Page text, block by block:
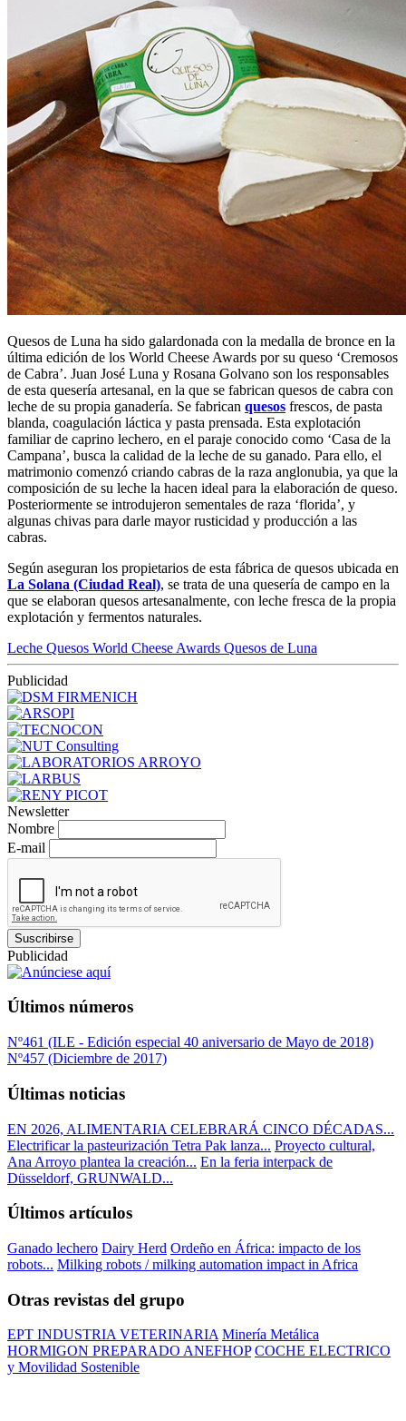
Quesos de Luna ha sido galardonada con la medalla de bronce en la
última edición de los World Cheese Awards por su queso ‘Cremosos
de Cabra’. Juan José Luna y Rosana Golvano son los responsables
de esta quesería artesanal, en la que se fabrican quesos de cabra con
leche de su propia ganadería. Se fabrican quesos frescos, de pasta
blanda, coagulación láctica y pasta prensada. Esta explotación
familiar de caprino lechero, en el paraje conocido como ‘Casa de la
Campana’, busca la calidad de la leche de su ganado. Para ello, el
matrimonio comenzó criando cabras de la raza anglonubia, ya que la
composición de su leche la hacen ideal para la elaboración de queso.
Posteriormente se introdujeron sementales de raza ‘florida’, y
algunas chivas para darle mayor rusticidad y producción a las
cabras.
Según aseguran los propietarios de esta fábrica de quesos ubicada en
La Solana (Ciudad Real), se trata de una quesería de campo en la
que se elaboran quesos artesanalmente, con leche fresca de la propia
explotación y fermentos naturales.
Leche Quesos World Cheese Awards Quesos de Luna
Publicidad
Newsletter
Nombre
E-mail
Suscribirse
Publicidad
Últimos números
Nº461 (ILE - Edición especial 40 aniversario de Mayo de 2018)
Nº457 (Diciembre de 2017)
Últimas noticias
EN 2026, ALIMENTARIA CELEBRARÁ CINCO DÉCADAS...
Electrificar la pasteurización Tetra Pak lanza... Proyecto cultural,
Ana Arroyo plantea la creación... En la feria interpack de
Düsseldorf, GRUNWALD...
Últimos artículos
Ganado lechero Dairy Herd Ordeño en África: impacto de los
robots... Milking robots / milking automation impact in Africa
Otras revistas del grupo
EPT INDUSTRIA VETERINARIA Minería Metálica
HORMIGON PREPARADO ANEFHOP COCHE ELECTRICO
y Movilidad Sostenible